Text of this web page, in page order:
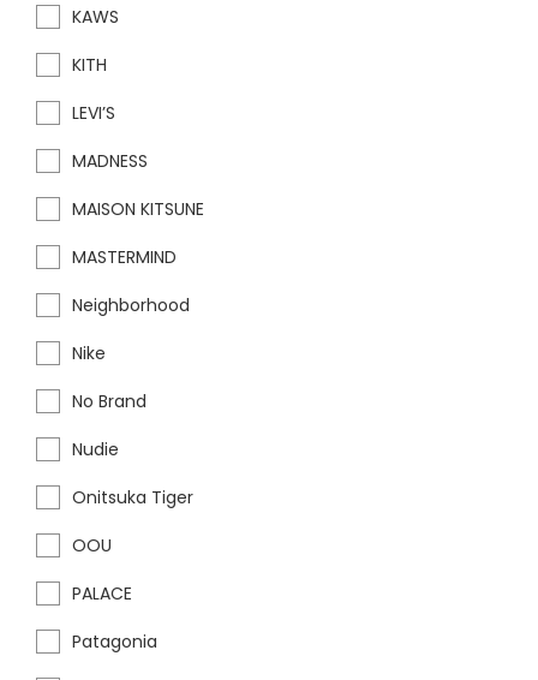
KAWS
KITH
LEVI’S
MADNESS
MAISON KITSUNE
MASTERMIND
Neighborhood
Nike
No Brand
Nudie
Onitsuka Tiger
OOU
PALACE
Patagonia